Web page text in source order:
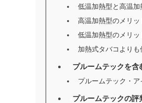
低温加熱型と高温
高温加熱型のメリッ
低温加熱型のメリッ
加熱式タバコよりも
プルームテックを
プルームテック・
プルームテックの評